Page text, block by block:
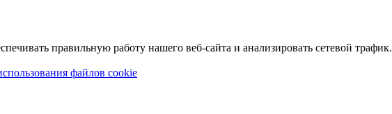
правильную работу нашего веб-сайта и анализировать сетевой трафик.
файлов cookie